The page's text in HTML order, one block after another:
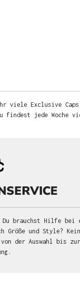
viele Exclusive
findest jede Woche
Du brauchst Hilfe bei
Größe und Style? Kein
der Auswahl bis zur